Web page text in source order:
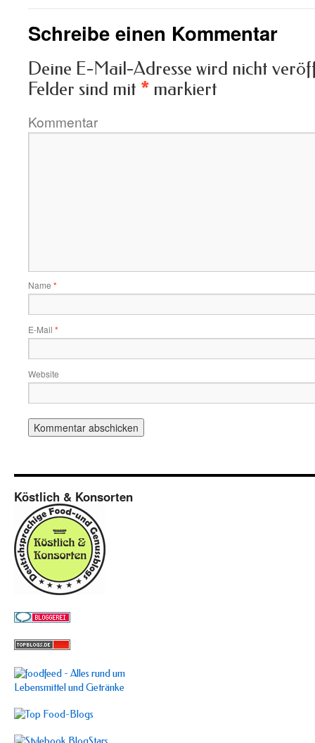
Schreibe einen Kommentar
Deine E-Mail-Adresse wird nicht
Felder sind mit * markiert
Kommentar
Name *
E-Mail *
Website
Köstlich & Konsorten